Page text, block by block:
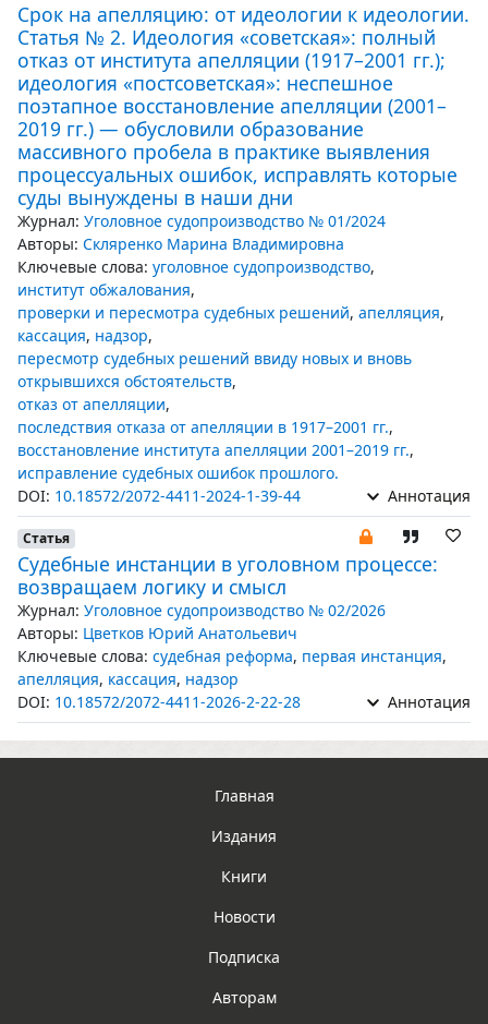
Срок на апелляцию: от идеологии к идеологии.
Статья № 2. Идеология «советская»: полный
отказ от института апелляции (1917–2001 гг.);
идеология «постсоветская»: неспешное
поэтапное восстановление апелляции (2001–
2019 гг.) — обусловили образование
массивного пробела в практике выявления
процессуальных ошибок, исправлять которые
суды вынуждены в наши дни
Журнал: Уголовное судопроизводство № 01/2024
Авторы: Скляренко Марина Владимировна
Ключевые слова: уголовное судопроизводство,
институт обжалования,
проверки и пересмотра судебных решений, апелляция,
кассация, надзор,
пересмотр судебных решений ввиду новых и вновь
открывшихся обстоятельств,
отказ от апелляции,
последствия отказа от апелляции в 1917–2001 гг.,
восстановление института апелляции 2001–2019 гг.,
исправление судебных ошибок прошлого.
DOI: 10.18572/2072-4411-2024-1-39-44 Аннотация
Статья
Судебные инстанции в уголовном процессе:
возвращаем логику и смысл
Журнал: Уголовное судопроизводство № 02/2026
Авторы: Цветков Юрий Анатольевич
Ключевые слова: судебная реформа, первая инстанция,
апелляция, кассация, надзор
DOI: 10.18572/2072-4411-2026-2-22-28 Аннотация
Главная
Издания
Книги
Новости
Подписка
Авторам